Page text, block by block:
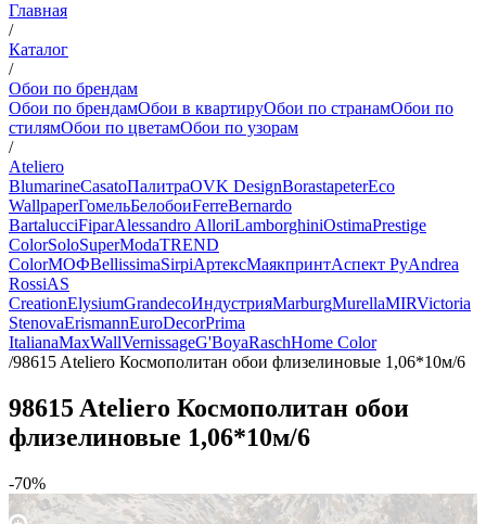
Главная
/
Каталог
/
Обои по брендам
Обои по брендамОбои в квартируОбои по странамОбои по
стилямОбои по цветамОбои по узорам
/
Ateliero
BlumarineCasatoПалитраOVK DesignBorastapeterEco
WallpaperГомельБелобоиFerreBernardo
BartalucciFiparAlessandro AlloriLamborghiniOstimaPrestige
ColorSoloSuperModaTREND
ColorМОФBellissimaSirpiАртексМаякпринтАспект РуAndrea
RossiAS
CreationElysiumGrandecoИндустрияMarburgMurellaMIRVictoria
StenovaErismannEuroDecorPrima
ItalianaMaxWallVernissageG'BoyaRaschHome Color
/98615 Ateliero Космополитан обои флизелиновые 1,06*10м/6
98615 Ateliero Космополитан обои
флизелиновые 1,06*10м/6
-70%